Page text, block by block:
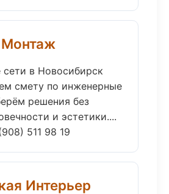
в Новосибирск
смету по инженерные
решения без
и эстетики....
511 98 19
Интерьер